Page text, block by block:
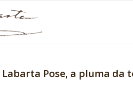
Pose, a pluma da